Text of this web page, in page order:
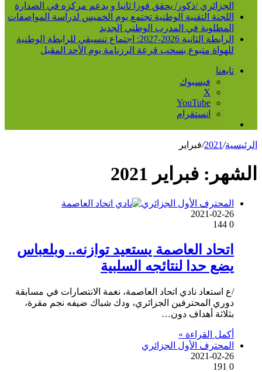
الجزائري /ذكور/ يحقق فوزا ثانيا و يدعم مركزه في الصدارة
اللجنة التقنية الوطنية تجتمع يوم الخميس لدراسة المواصفات
المطلوبة في المدرب الوطني الجديد
الرابطة الثانية 2026-2027: اجتماع تنسيقي للرابطة الوطنية
للهواة متبوع بسحب قرعة الرزنامة يوم الأحد المقبل
تابعنا
فيسبوك
‫X
‫YouTube
انستقرام
جانبيالرئيسية/
2021
/فبراير
الشهر: فبراير 2021
المحترف الأول الجزائري
2021-02-26
0
اتحاد العاصمة يستعيد توازنه.. وبلعباس
يضع حدا لنتائجه السلبية
/ع استعاد نادي اتحاد العاصمة، نغمة الانتصارات في مسابقة
دوري المحترفين الجزائري، ودك شباك ضيفه نجم مقرة،
بثلاثة أهداف دون…
أكمل القراءة »
المحترف الأول الجزائري
2021-02-26
0